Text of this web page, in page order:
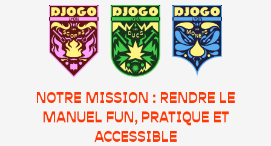
NOTRE MISSION : RENDRE LE
MANUEL FUN, PRATIQUE ET
ACCESSIBLE